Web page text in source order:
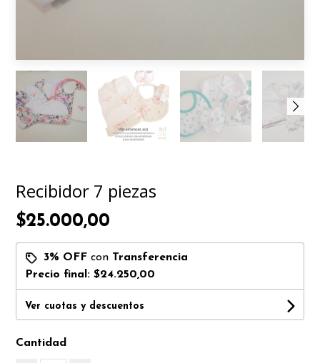
Recibidor 7 piezas
$25.000,00
3% OFF con Transferencia
Precio final:$24.250,00
Ver cuotas y descuentos
Cantidad